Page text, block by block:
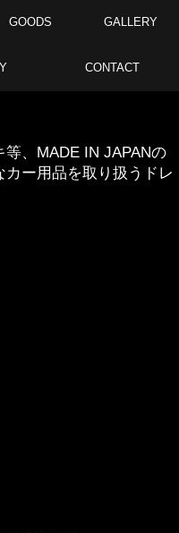
GOODS GALLERY
CONTACT
、MADE IN JAPANの
ー用品を取り扱うドレ